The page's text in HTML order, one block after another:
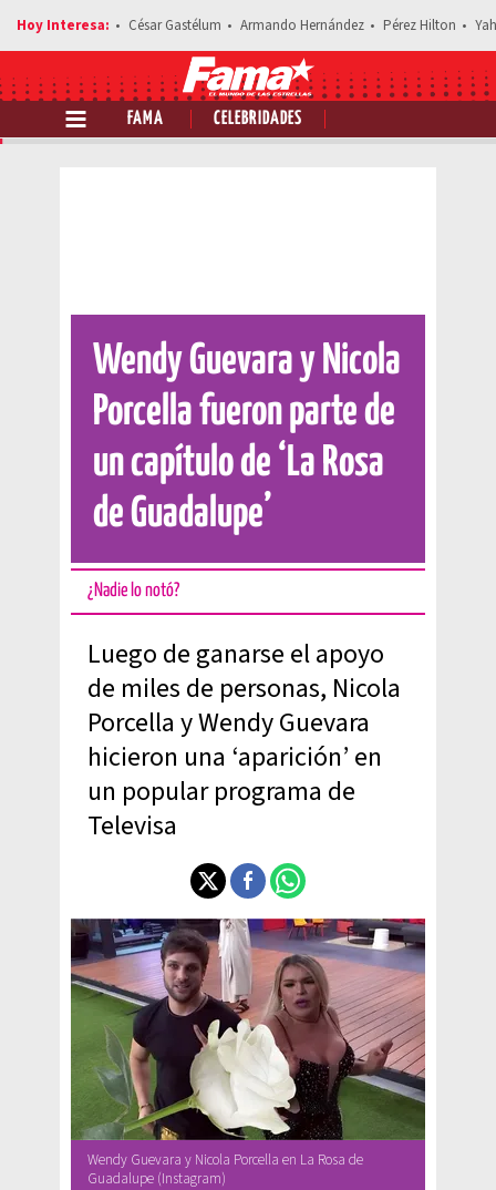
César Gastélum Armando Hernández Pérez Hilton
FAMA CELEBRIDADES
Comparte esta noticia
Wendy Guevara y Nicola
Porcella fueron parte de
un capítulo de ‘La Rosa
de Guadalupe’
¿Nadie lo notó?
Luego de ganarse el apoyo
de miles de personas, Nicola
Porcella y Wendy Guevara
hicieron una ‘aparición’ en
un popular programa de
Televisa
Wendy Guevara y Nicola Porcella en La Rosa de
Guadalupe (Instagram)